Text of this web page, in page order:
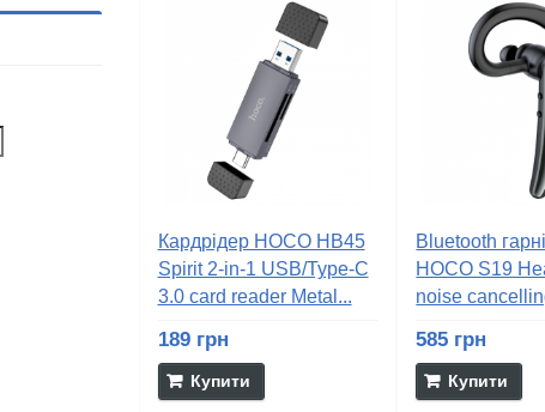
Кардрідер HOCO HB45
Spirit 2-in-1 USB/Type-C
3.0 card reader Metal...
189 грн
Купити
Bluetooth
HOCO S19
noise
585 грн
Купити